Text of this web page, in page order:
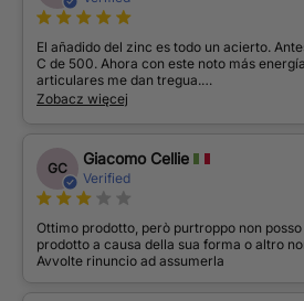
mogą zastępować zrównoważonej
leki lub pozostające pod opieką
skonsultować się ze specjalistą przed
przypadku reakcji niepożądanych
18. roku życia.
El añadido del zinc es todo un acierto.
C de 500. Ahora con este noto más
articulares me dan tregua.
Ya he repetido varias veces.
Zobacz więcej
GC
Giacomo Cellie
Verified
Ottimo prodotto, però purtroppo non posso dare
prodotto a causa della sua forma o altro non si riesce ad ingoiare.
Avvolte rinuncio ad assumerla